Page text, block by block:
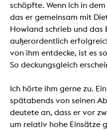
schöpfte. Wenn ich in
das er gemeinsam mit
Howland schrieb und das
außerordentlich
von ihm entdecke, ist es
So deckungsgleich
Ich hörte ihm gerne zu.
spätabends von seinen
deutete an, dass er vor
um relativ hohe Einsätze